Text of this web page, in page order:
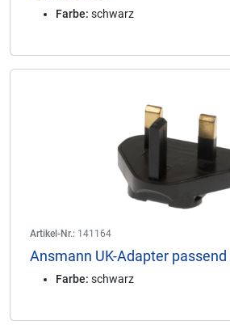
Farbe: schwarz
Artikel-Nr.: 141164
Ansmann UK-Adapter
Farbe: schwarz